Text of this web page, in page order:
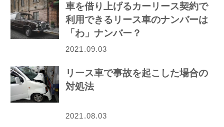
車を借り上げるカーリース契約で
利用できるリース車のナンバーは
「わ」ナンバー？
2021.09.03
リース車で事故を起こした場合の
対処法
2021.08.03